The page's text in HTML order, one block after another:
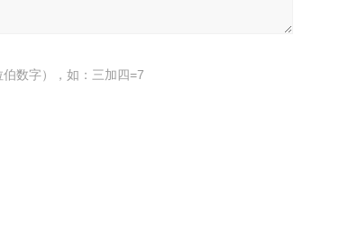
数字），如：三加四=7